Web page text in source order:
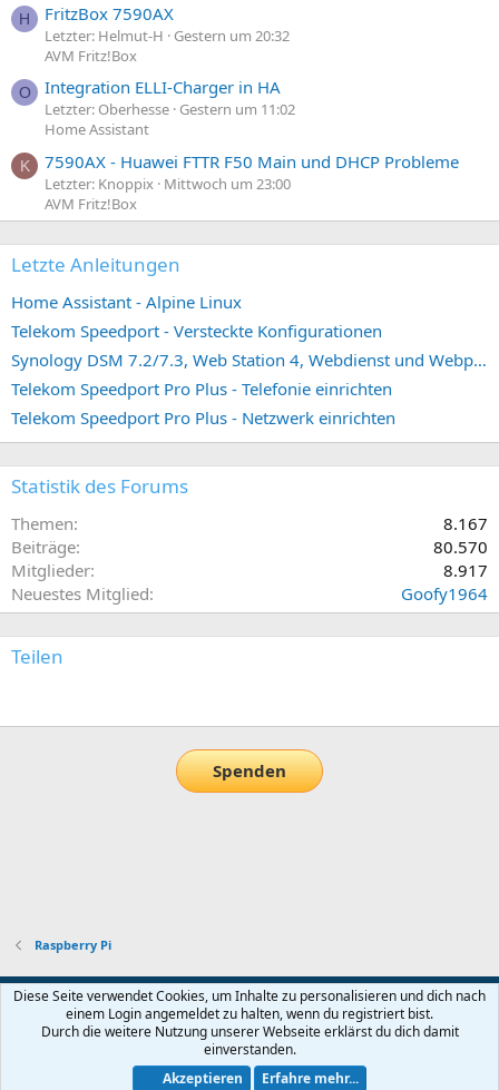
H FritzBox 7590AX
Letzter: Helmut-H
Gestern um 20:32
AVM Fritz!Box
O Integration ELLI-Charger in HA
Letzter: Oberhesse Gestern um 11:02
Home Assistant
K 7590AX - Huawei FTTR F50 Main und DHCP Probleme
Letzter: Knoppix
Mittwoch um 23:00
AVM Fritz!Box
Letzte Anleitungen
Home Assistant - Alpine Linux
Telekom Speedport - Versteckte Konfigurationen
Synology DSM 7.2/7.3, Web Station 4, Webdienst und Webportal erstellen (ehemals vHost)
Telekom Speedport Pro Plus - Telefonie einrichten
Telekom Speedport Pro Plus - Netzwerk einrichten
Statistik des Forums
Themen
8.167
Beiträge
80.570
Mitglieder
8.917
Neuestes Mitglied
Goofy1964
Teilen
Spenden
Raspberry Pi
Default-Theme
Nutzungsbedingungen
Datenschutz Hilfe und Impressum Start
Community platform by XenForo® © 2010-2026 XenForo Ltd.
Diese Seite verwendet Cookies, um Inhalte zu personalisieren und dich nach
einem Login angemeldet zu halten, wenn du registriert bist.
Durch die weitere Nutzung unserer Webseite erklärst du dich damit
einverstanden.
Akzeptieren
Erfahre mehr...